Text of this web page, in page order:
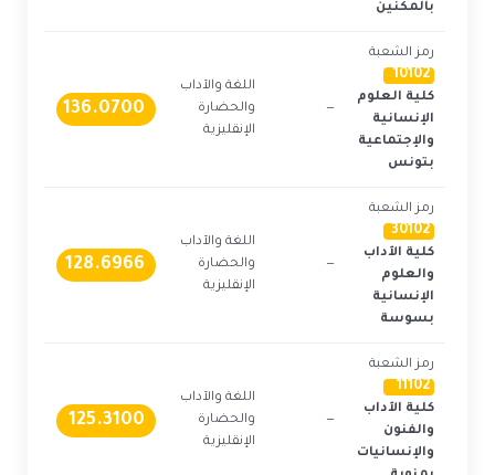
بالمكنين
رمز الشعبة
10102
كلية العلوم
الإنسانية
والإجتماعية
بتونس
—
اللغة والآداب
والحضارة
الإنقليزية
136.0700
رمز الشعبة
30102
كلية الآداب
والعلوم
الإنسانية
بسوسة
—
اللغة والآداب
والحضارة
الإنقليزية
128.6966
رمز الشعبة
11102
كلية الآداب
والفنون
والإنسانيات
—
اللغة والآداب
والحضارة
الإنقليزية
125.3100